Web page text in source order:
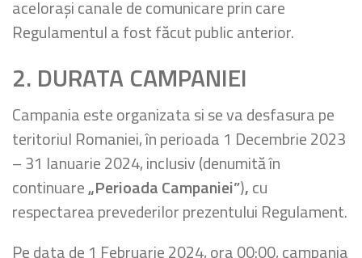
acelorași canale de comunicare prin care
Regulamentul a fost făcut public anterior.
2. DURATA CAMPANIEI
Campania este organizata si se va desfasura pe
teritoriul Romaniei, în perioada 1 Decembrie 2023
– 31 Ianuarie 2024, inclusiv (denumită în
continuare„Perioada Campaniei”),cu
respectarea prevederilor prezentului Regulament.
Pe data de 1 Februarie 2024, ora 00:00, campania